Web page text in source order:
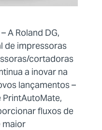
A Roland DG,
de impressoras
cortadoras
a inovar na
lançamentos –
fluxos de
maior